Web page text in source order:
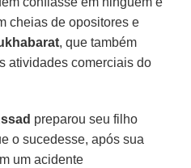
cheias de opositores e
, que também
atividades comerciais do
preparou seu filho
o sucedesse, após sua
um acidente